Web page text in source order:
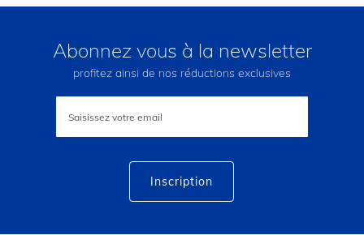
Abonnez vous à la newsletter
profitez ainsi de nos réductions exclusives
lettre
Inscription